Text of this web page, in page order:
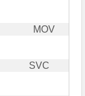
MOV
SVC